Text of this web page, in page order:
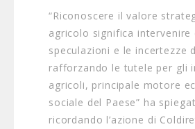
“Riconoscere il valore
agricolo significa intervenire
speculazioni e le incertezze
rafforzando le tutele per gli
agricoli, principale motore
sociale del Paese” ha
ricordando l’azione di